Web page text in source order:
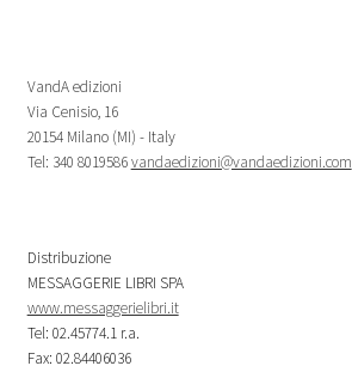
VandA edizioni
Via Cenisio, 16
20154 Milano (MI) - Italy
Tel: 340 8019586vandaedizioni@vandaedizioni.com
Distribuzione
MESSAGGERIE LIBRI SPA
www.messaggerielibri.it
Tel: 02.45774.1 r.a.
Fax: 02.84406036